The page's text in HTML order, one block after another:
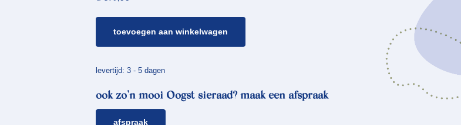
cirkels
toevoegen aan winkelwagen
levertijd: 3 - 5 dagen
ook zo’n mooi Oogst sieraad? maak een afspraak
afspraak